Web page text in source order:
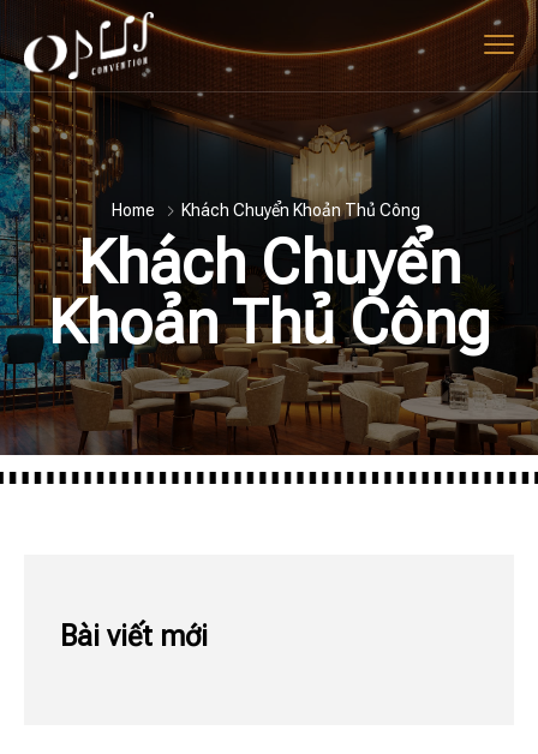
Home Khách Chuyển Khoản Thủ Công
Khách Chuyển
Khoản Thủ Công
Bài viết mới